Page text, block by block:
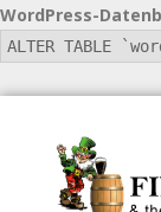
WordPress-
ALTER TABLE